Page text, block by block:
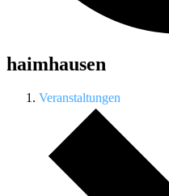
haimhausen
Veranstaltungen